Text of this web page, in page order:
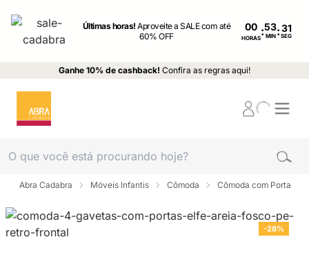
Últimas horas!Aproveite a SALE com até
60% OFF
00
HORAS: MIN : SEG
Ganhe 10% de cashback! Confira as regras aqui!
Abra Cadabra Móveis Infantis Cômoda Cômoda com Porta
-28%